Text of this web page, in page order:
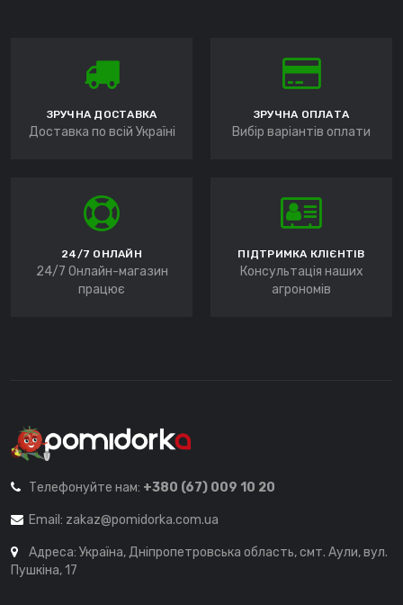
ЗРУЧНА ДОСТАВКА
Доставка по всій Україні
ЗРУЧНА ОПЛАТА
Вибір варіантів оплати
24/7 ОНЛАЙН
24/7 Онлайн-магазин
працює
ПІДТРИМКА КЛІЄНТІВ
Консультація наших
агрономів
Телефонуйте нам: +380 (67) 009 10 20
Email: zakaz@pomidorka.com.ua
Адреса: Україна, Дніпропетровська область, смт. Аули, вул.
Пушкіна, 17